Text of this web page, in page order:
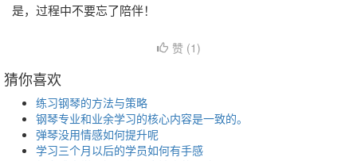
是，过程中不要忘了陪伴！
赞 (1)
猜你喜欢
练习钢琴的方法与策略
钢琴专业和业余学习的核心内容是一致的。
弹琴没用情感如何提升呢
学习三个月以后的学员如何有手感